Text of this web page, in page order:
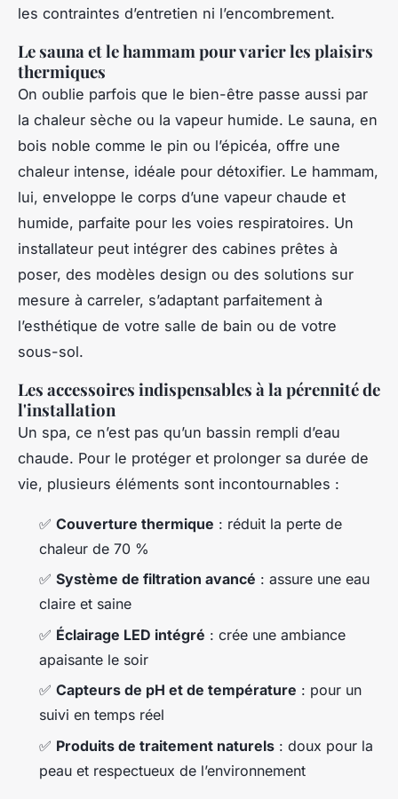
les contraintes d’entretien ni l’encombrement.
Le sauna et le hammam pour varier les plaisirs
thermiques
On oublie parfois que le bien-être passe aussi par
la chaleur sèche ou la vapeur humide. Le sauna, en
bois noble comme le pin ou l’épicéa, offre une
chaleur intense, idéale pour détoxifier. Le hammam,
lui, enveloppe le corps d’une vapeur chaude et
humide, parfaite pour les voies respiratoires. Un
installateur peut intégrer des cabines prêtes à
poser, des modèles design ou des solutions sur
mesure à carreler, s’adaptant parfaitement à
l’esthétique de votre salle de bain ou de votre
sous-sol.
Les accessoires indispensables à la pérennité de
l'installation
Un spa, ce n’est pas qu’un bassin rempli d’eau
chaude. Pour le protéger et prolonger sa durée de
vie, plusieurs éléments sont incontournables :
✅ Couverture thermique : réduit la perte de
chaleur de 70 %
✅ Système de filtration avancé : assure une eau
claire et saine
✅ Éclairage LED intégré : crée une ambiance
apaisante le soir
✅ Capteurs de pH et de température : pour un
suivi en temps réel
✅ Produits de traitement naturels : doux pour la
peau et respectueux de l’environnement